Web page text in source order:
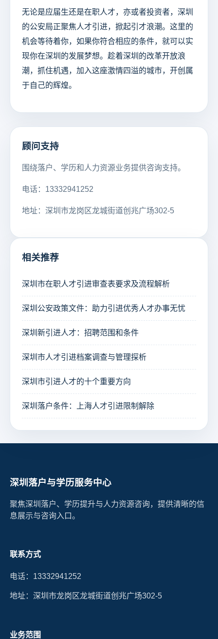
无论是应届生还是在职人才，亦或者投资者，深圳
的公安局正聚焦人才引进，掀起引才浪潮。这里的
机会等待着你，如果你符合相应的条件，就可以实
现你在深圳的发展梦想。趁着深圳的改革开放浪
潮，抓住机遇，加入这座激情四溢的城市，开创属
于自己的辉煌。
顾问支持
围绕落户、学历和人力资源业务提供咨询支持。
电话：13332941252
地址：深圳市龙岗区龙城街道创兆广场302-5
相关推荐
深圳市在职人才引进审查表要求及流程解析
深圳公安政策文件：助力引进优秀人才办事无忧
深圳新引进人才：招聘范围和条件
深圳市人才引进档案调查与管理探析
深圳市引进人才的十个重要方向
深圳落户条件：上海人才引进限制解除
深圳落户与学历服务中心
聚焦深圳落户、学历提升与人力资源咨询，提供清晰的信
息展示与咨询入口。
联系方式
电话：13332941252
地址：深圳市龙岗区龙城街道创兆广场302-5
业务范围